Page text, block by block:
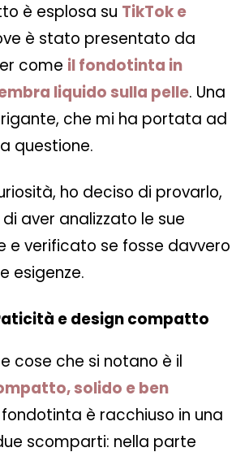
è esplosa su TikTok e
è stato presentato da
come il fondotinta in
liquido sulla pelle. Una
che mi ha portata ad
questione.
ho deciso di provarlo,
aver analizzato le sue
e verificato se fosse davvero
esigenze.
e design compatto
cose che si notano è il
solido e ben
fondotinta è racchiuso in una
scomparti: nella parte